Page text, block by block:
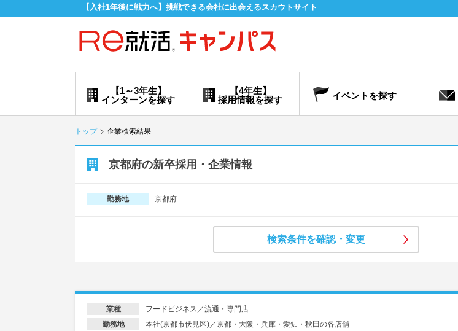
【入社1年後に戦力へ】挑戦できる会社に出会えるスカウトサイト
【4年生】
採用情報を探す
【1～3年生】
インターンを探す
イベントを探す
トップ 企業検索結果
京都府の新卒採用・企業情報
勤務地 京都府
検索条件を確認・変更
業種 フードビジネス／流通・専門店
勤務地 本社(京都市伏見区)／京都・大阪・兵庫・愛知・秋田の各店舗